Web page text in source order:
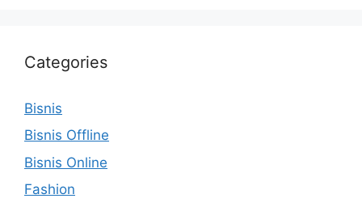
Categories
Bisnis
Bisnis Offline
Bisnis Online
Fashion